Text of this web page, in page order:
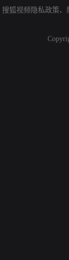
搜狐视频隐私政策、